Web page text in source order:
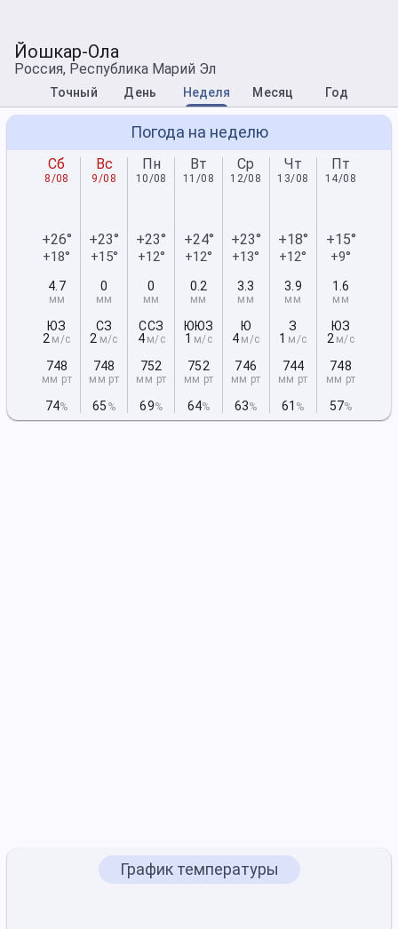
Йошкар-Ола
Россия, Республика Марий Эл
Точный День Неделя Месяц Год
Погода на неделю
Сб
8/08
+26°
+18°
4.7
мм
ЮЗ
2 м/с
748
мм рт
74%
Вс
9/08
+23°
+15°
0
мм
СЗ
2 м/с
748
мм рт
65 %
Пн
10/08
+23°
+12°
0
мм
ССЗ
4 м/с
752
мм рт
69%
Вт
11/08
+24°
+12°
0.2
мм
ЮЮЗ
1 м/с
752
мм рт
64%
Ср
12/08
+23°
+13°
3.3
мм
Ю
4 м/с
746
мм рт
63%
Чт
13/08
+18°
+12°
3.9
мм
З
1 м/с
744
мм рт
61 %
Пт
14/08
+15°
+9°
1.6
мм
ЮЗ
2 м/с
748
мм рт
57%
График температуры